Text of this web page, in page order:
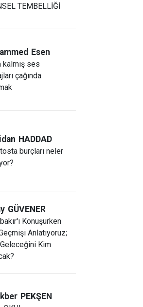
TEMBELLİĞİ
Esen
kalmış ses
çağında
HADDAD
burçları neler
GÜVENER
Konuşurken
Anlatıyoruz;
Kim
PEKŞEN